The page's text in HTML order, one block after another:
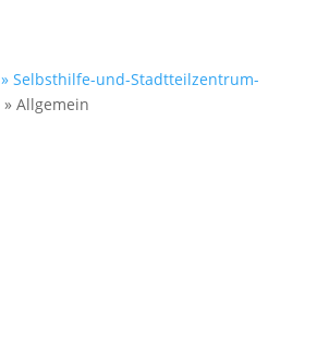
» Selbsthilfe-und-Stadtteilzentrum-
» Allgemein